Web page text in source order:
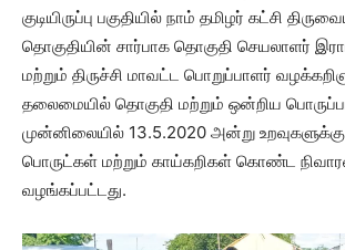
குடியிருப்பு பகுதியில் நாம் தமிழர் கட்சி
தொகுதியின் சார்பாக தொகுதி செயலாளர்
மற்றும் திருச்சி மாவட்ட பொறுப்பாளர்
தலைமையில் தொகுதி மற்றும் ஒன்றிய
முன்னிலையில் 13.5.2020 அன்று
பொருட்கள் மற்றும் காய்கறிகள் கொண்ட
வழங்கப்பட்டது.